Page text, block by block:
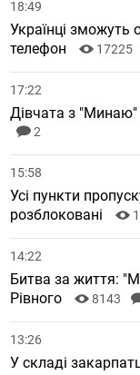
18:49
Українці зможуть
телефон
17225
17:22
Дівчата з
2
15:58
Усі пункти
розблоковані
14:22
Битва за життя:
Рівного
8143
13:26
У складі